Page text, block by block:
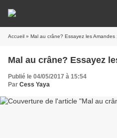
Accueil » Mal au crâne? Essayez les Amandes
Mal au crâne? Essayez
Publié le 04/05/2017 à 15:54
Par Cess Yaya